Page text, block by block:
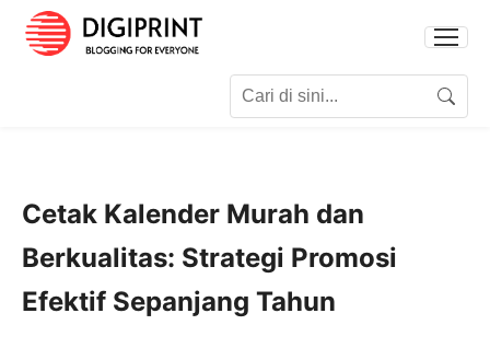
Search
Cetak Kalender Murah dan
Berkualitas: Strategi Promosi
Efektif Sepanjang Tahun